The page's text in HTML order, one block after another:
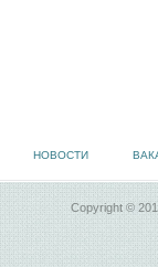
НОВОСТИ
Copyright ©